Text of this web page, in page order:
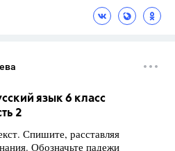
язык 6 класс
2
Спишите, расставляя
Обозначьте падежи